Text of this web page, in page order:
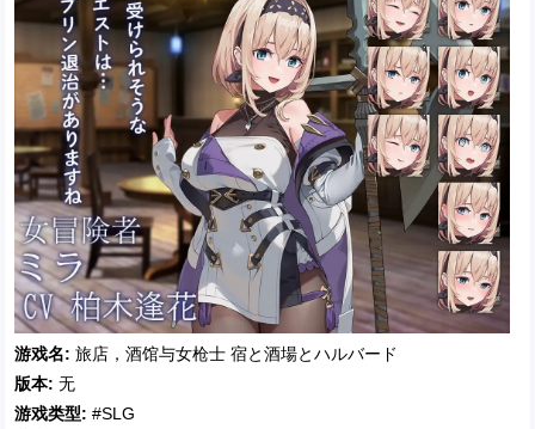
游戏名: 旅店，酒馆与女枪士 宿と酒場とハルバード
版本: 无
游戏类型: #SLG